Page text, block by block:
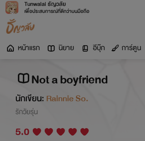
Tunwalai ธัญวลัย
เพื่อประสบการณ์ที่ดีกว่าบนมือถือ
หน้าแรก นิยาย อีบุ๊ก การ์ตูน
Not a boyfriend
นักเขียน: Rainnie So.
รักวัยรุ่น
5.0